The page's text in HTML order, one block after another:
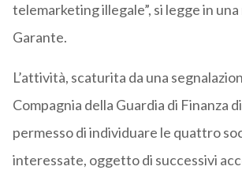
telemarketing illegale”, si legge in
Garante.
L’attività, scaturita da una
Compagnia della Guardia di Finanza
permesso di individuare le quattro
interessate, oggetto di successivi